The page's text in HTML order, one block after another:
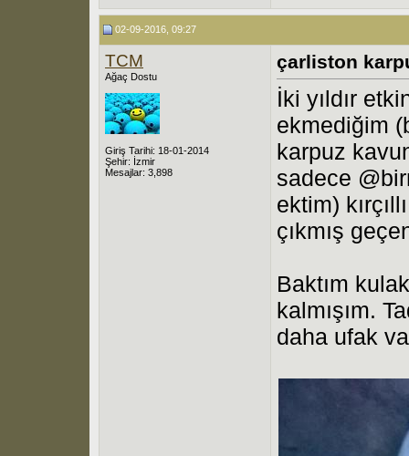
02-09-2016, 09:27
TCM
Ağaç Dostu
Giriş Tarihi: 18-01-2014
Şehir: İzmir
Mesajlar: 3,898
çarliston
İki yıldır
ekmediğim
karpuz
sadece
ektim)
çıkmış
Baktım
kalmışım.
daha ufak